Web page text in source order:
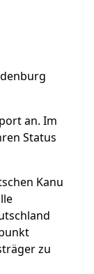
an. Im
Status
Kanu
zu